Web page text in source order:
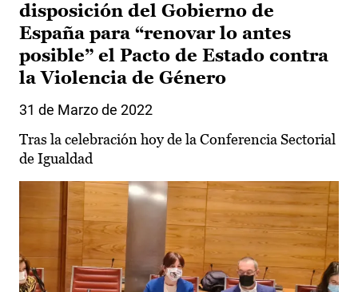
disposición del Gobierno de
España para “renovar lo antes
posible” el Pacto de Estado contra
la Violencia de Género
31 de Marzo de 2022
Tras la celebración hoy de la Conferencia Sectorial
de Igualdad